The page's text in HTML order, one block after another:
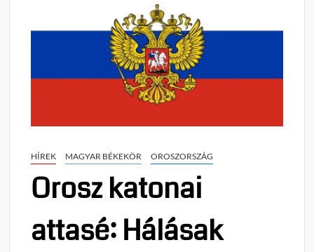
HÍREK MAGYAR BÉKEKÖR OROSZORSZÁG
Orosz katonai
attasé: Hálásak